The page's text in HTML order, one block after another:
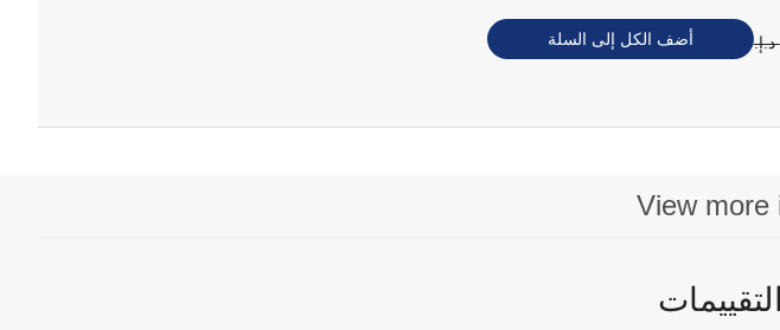
أضف الكل إلى السلة
View more